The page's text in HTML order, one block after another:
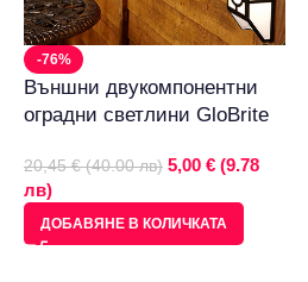
-76%
Външни двукомпонентни
оградни светлини GloBrite
20,45 € (40.00 лв) 5,00 € (9.78
лв)
ДОБАВЯНЕ В КОЛИЧКАТА